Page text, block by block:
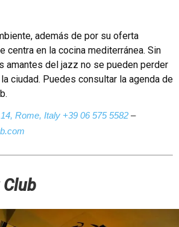
además de por su oferta
centra en la cocina mediterránea. Sin
amantes del jazz no se pueden perder
ciudad. Puedes consultar la agenda de
Rome, Italy +39 06 575 5582 –